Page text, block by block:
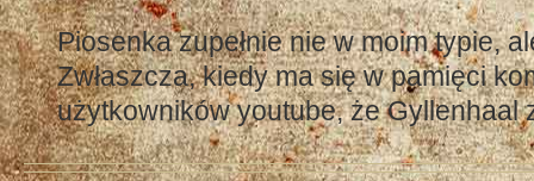
Piosenka zupełnie nie w moim typie,
Zwłaszcza, kiedy ma się w pamięci
użytkowników youtube, że Gyllenhaal